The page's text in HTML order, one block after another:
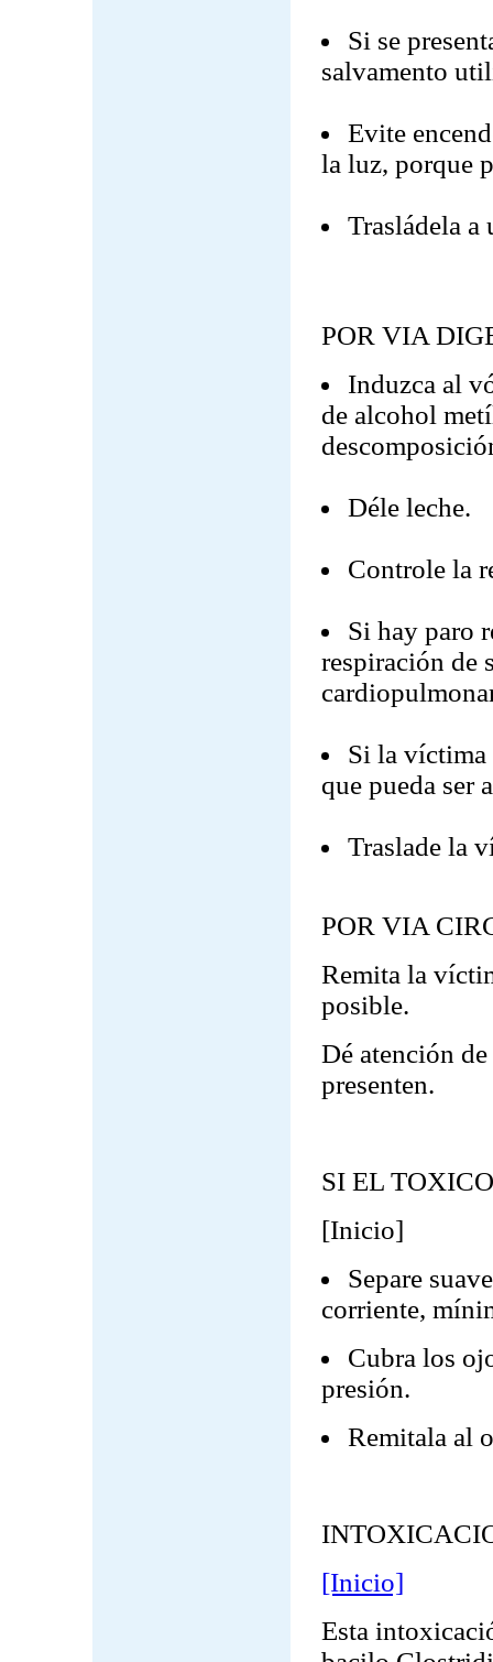
Si se
salvamento
Evite
la luz, porque
Trasládela a
POR VIA
Induzca al
de alcohol
Déle leche.
Controle la
Si hay paro
respiración de
Si la víctima
que pueda ser
Traslade la
POR VIA
Remita la
posible.
Dé atención
presenten.
SI EL
[Inicio]
Separe
corriente,
Cubra los
presión.
Remitala al
[Inicio]
Esta